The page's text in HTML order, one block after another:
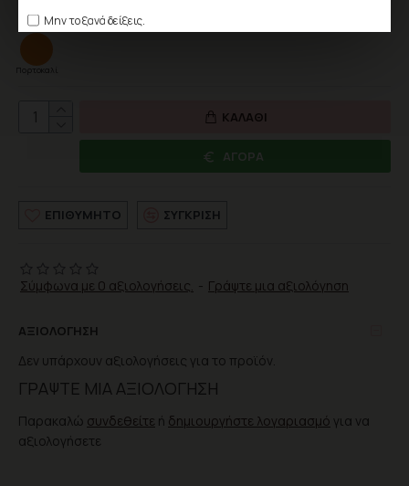
Μην το ξανά δείξεις.
Σύμφωνα με 0 αξιολογήσεις. - Γράψτε μια αξιολόγηση
Χρώμα
Πορτοκαλί
ΚΑΛΆΘΙ
ΑΓΟΡΆ
ΕΠΙΘΥΜΗΤΌ ΣΎΓΚΡΙΣΗ
ΑΞΙΟΛΌΓΗΣΗ
Δεν υπάρχουν αξιολογήσεις για το προϊόν.
ΓΡΆΨΤΕ ΜΙΑ ΑΞΙΟΛΌΓΗΣΗ
Παρακαλώ συνδεθείτε ή δημιουργήστε λογαριασμό για να
αξιολογήσετε